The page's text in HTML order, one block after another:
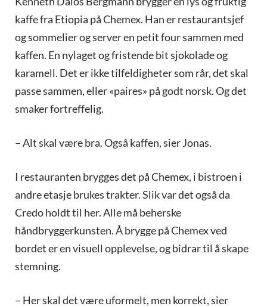
kaffe fra Etiopia på Chemex. Han er restaurantsjef
og sommelier og server en petit four sammen med
kaffen. En nylaget og fristende bit sjokolade og
karamell. Det er ikke tilfeldigheter som rår, det skal
passe sammen, eller «paires» på godt norsk. Og det
smaker fortreffelig.
– Alt skal være bra. Også kaffen, sier Jonas.
I restauranten brygges det på Chemex, i bistroen i
andre etasje brukes trakter. Slik var det også da
Credo holdt til her. Alle må beherske
håndbryggerkunsten. Å brygge på Chemex ved
bordet er en visuell opplevelse, og bidrar til å skape
stemning.
– Her skal det være uformelt, men korrekt, sier